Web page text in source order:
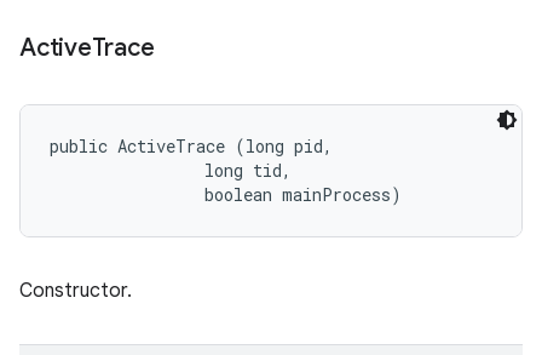
ActiveTrace
public ActiveTrace (long pid,
                long tid,
                boolean mainProcess)
Constructor.